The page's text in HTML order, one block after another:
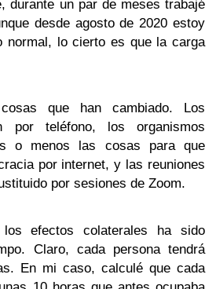
durante un par de meses trabajé
desde agosto de 2020 estoy
normal, lo cierto es que la carga
que han cambiado. Los
por teléfono, los organismos
o menos las cosas para que
por internet, y las reuniones
por sesiones de Zoom.
efectos colaterales ha sido
Claro, cada persona tendrá
En mi caso, calculé que cada